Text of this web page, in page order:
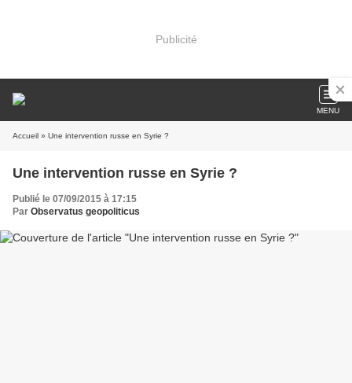
Publicité
MENU
Accueil » Une intervention russe en Syrie ?
Une intervention russe en Syrie ?
Publié le 07/09/2015 à 17:15
Par Observatus geopoliticus